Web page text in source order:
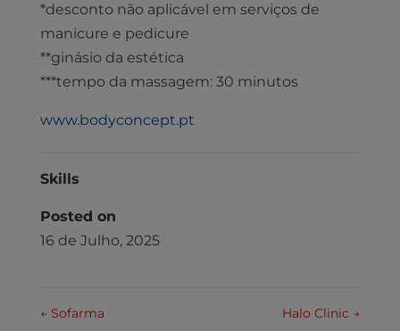
*desconto não aplicável em serviços de
manicure e pedicure
**ginásio da estética
***tempo da massagem: 30 minutos
www.bodyconcept.pt
Skills
Posted on
16 de Julho, 2025
←Sofarma Halo Clinic →